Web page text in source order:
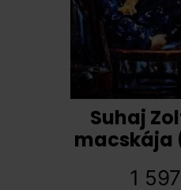
Suhaj
macskája
1